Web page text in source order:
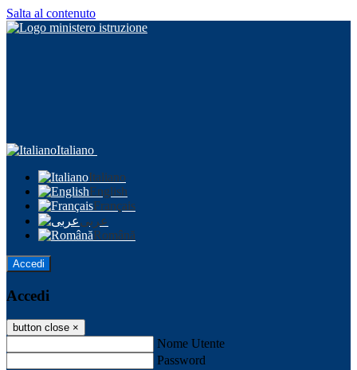
Salta al contenuto
Italiano
Italiano
English
Français
عربى
Română
Accedi
Accedi
button close ×
Nome Utente
Password